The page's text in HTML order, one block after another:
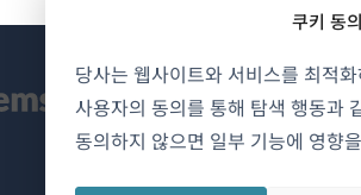
쿠키 동
당사는 웹사이트와 서비스를 최적
사용자의 동의를 통해 탐색 행동과
동의하지 않으면 일부 기능에 영향
GDPR 및